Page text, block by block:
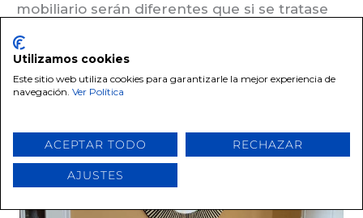
mobiliario serán diferentes que si se tratase
Utilizamos cookies
Este sitio web utiliza cookies para garantizarle la mejor experiencia de
navegación. Ver Política
ACEPTAR TODO RECHAZAR
AJUSTES